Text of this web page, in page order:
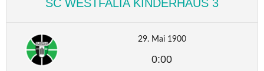
SC WESTFALIA KINDERHAUS 3
29. Mai 1900
0:00